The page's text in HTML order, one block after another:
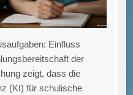
Einfluss
der
zeigt, dass die
(KI) für schulische